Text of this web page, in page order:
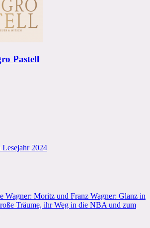
Pastell
Lesejahr 2024
Wagner: Moritz und Franz Wagner: Glanz in
Träume, ihr Weg in die NBA und zum